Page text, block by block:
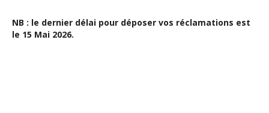
NB : le dernier délai pour déposer vos réclamations est
le 15 Mai 2026.